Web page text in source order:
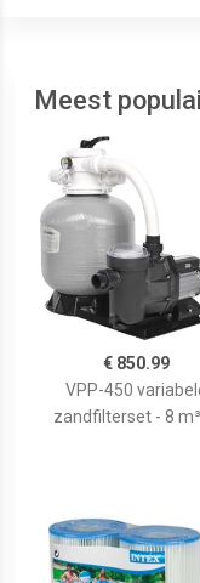
Meest
€ 850.99
VPP-450
zandfilterset - 8